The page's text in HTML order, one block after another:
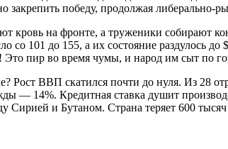
закрепить победу, продолжая либерально-
кровь на фронте, а труженики собирают
со 101 до 155, а их состояние раздулось
Это пир во время чумы, и народ им сыт по
Рост ВВП скатился почти до нуля. Из 28
— 14%. Кредитная ставка душит
и Бутаном. Страна теряет 600 тысяч